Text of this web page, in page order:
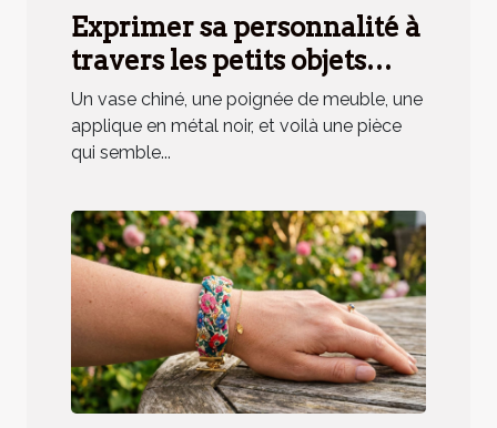
Exprimer sa personnalité à
travers les petits objets
déco, mythe ou réalité ?
Un vase chiné, une poignée de meuble, une
applique en métal noir, et voilà une pièce
qui semble...